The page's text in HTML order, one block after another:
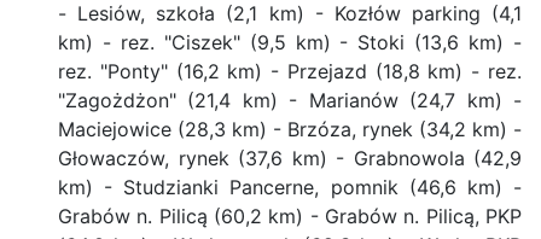
- Lesiów, szkoła (2,1 km) - Kozłów parking (4,1
km) - rez. "Ciszek" (9,5 km) - Stoki (13,6 km) -
rez. "Ponty" (16,2 km) - Przejazd (18,8 km) - rez.
"Zagożdżon" (21,4 km) - Marianów (24,7 km) -
Maciejowice (28,3 km) - Brzóza, rynek (34,2 km) -
Głowaczów, rynek (37,6 km) - Grabnowola (42,9
km) - Studzianki Pancerne, pomnik (46,6 km) -
Grabów n. Pilicą (60,2 km) - Grabów n. Pilicą, PKP